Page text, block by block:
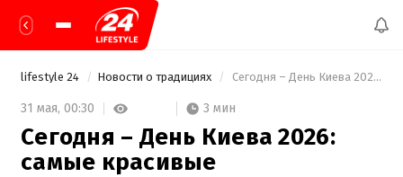
lifestyle 24 Новости о традициях Сегодня – День Киева 2026: самые красивые поздравления в картинках и прозе
31 мая, 00:30 3 мин
Сегодня – День Киева 2026:
самые красивые